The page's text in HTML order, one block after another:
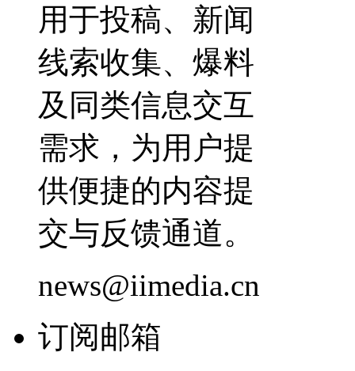
用于投稿、新闻
线索收集、爆料
及同类信息交互
需求，为用户提
供便捷的内容提
交与反馈通道。
news@iimedia.cn
订阅邮箱